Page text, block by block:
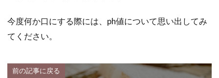
今度何か口にする際には、ph値について思い出してみ
てください。
前の記事に戻る